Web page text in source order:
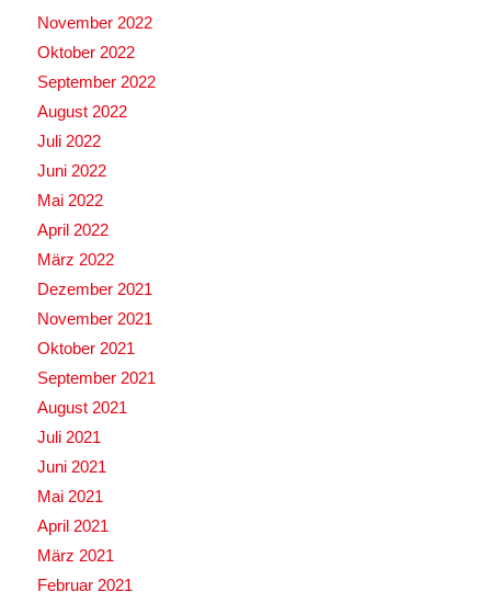
November 2022
Oktober 2022
September 2022
August 2022
Juli 2022
Juni 2022
Mai 2022
April 2022
März 2022
Dezember 2021
November 2021
Oktober 2021
September 2021
August 2021
Juli 2021
Juni 2021
Mai 2021
April 2021
März 2021
Februar 2021